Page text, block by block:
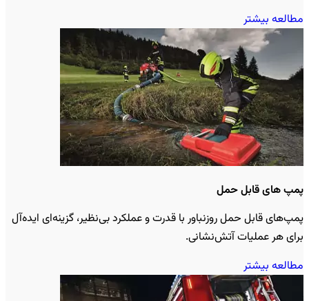
مطالعه بیشتر
پمپ های قابل حمل
پمپ‌های قابل حمل روزنباور با قدرت و عملکرد بی‌نظیر، گزینه‌ای ایده‌آل
برای هر عملیات آتش‌نشانی.
مطالعه بیشتر